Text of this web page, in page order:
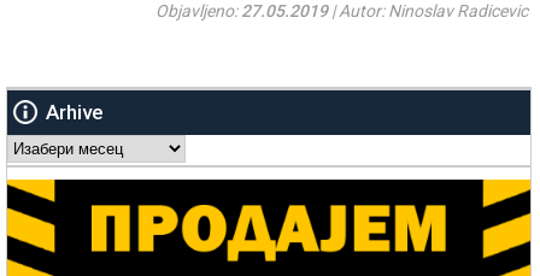
Objavljeno:27.05.2019| Autor: Ninoslav Radicevic
Arhive
Arhive